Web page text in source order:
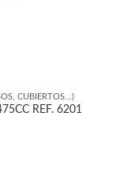
CUBIERTOS...)
REF. 6201